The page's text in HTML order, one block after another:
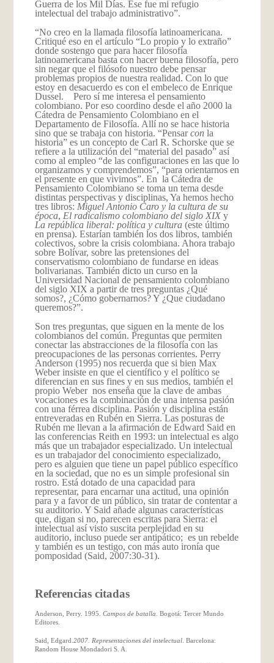
Guerra de los Mil Días. Ese fue mi refugio
intelectual del trabajo administrativo”.
“No creo en la llamada filosofía latinoamericana.
Critiqué eso en el artículo “Lo propio y lo extraño”
donde sostengo que para hacer filosofía
latinoamericana basta con hacer buena filosofía, pero
sin negar que el filósofo nuestro debe pensar
problemas propios de nuestra realidad. Con lo que
estoy en desacuerdo es con el embeleco de Enrique
Dussel. Pero sí me interesa el pensamiento
colombiano. Por eso coordino desde el año 2000 la
Cátedra de Pensamiento Colombiano en el
Departamento de Filosofía. Allí no se hace historia
sino que se trabaja con historia. “Pensarconla
historia” es un concepto de Carl R. Schorske que se
refiere a la utilización del “material del pasado” así
como al empleo “de las configuraciones en las que lo
organizamos y comprendemos”, “para orientarnos en
el presente en que vivimos”. En la Cátedra de
Pensamiento Colombiano se toma un tema desde
distintas perspectivas y disciplinas, Ya hemos hecho
tres libros: Miguel Antonio Caro y la cultura de su
época, El radicalismo colombiano del siglo XIXy
La república liberal: política y cultura (este último
en prensa). Estarían también los dos libros, también
colectivos, sobre la crisis colombiana. Ahora trabajo
sobre Bolívar, sobre las pretensiones del
conservatismo colombiano de fundarse en ideas
bolivarianas. También dicto un curso en la
Universidad Nacional de pensamiento colombiano
del siglo XIX a partir de tres preguntas ¿Qué
somos?, ¿Cómo gobernarnos? Y ¿Que ciudadano
queremos?”.
Son tres preguntas, que siguen en la mente de los
colombianos del común. Preguntas que permiten
conectar las abstracciones de la filosofía con las
preocupaciones de las personas corrientes. Perry
Anderson (1995) nos recuerda que si bien Max
Weber insiste en que el científico y el político se
diferencian en sus fines y en sus medios, también el
propio Weber nos enseña que la clave de ambas
vocaciones es la combinación de una intensa pasión
con una férrea disciplina. Pasión y disciplina están
entreveradas en Rubén en Sierra. Las posturas de
Rubén me llevan a la afirmación de Edward Said en
las conferencias Reith en 1993: un intelectual es algo
más que un trabajador especializado. Un intelectual
es un trabajador del conocimiento especializado,
pero es alguien que tiene un papel público específico
en la sociedad, que no es un simple profesional sin
rostro. Está dotado de una capacidad para
representar, para encarnar una actitud, una opinión
para y a favor de un público, sin tratar de contentar a
su auditorio. Y Said añade algunas características
que, digan si no, parecen escritas para Sierra: el
intelectual así visto suscita perplejidad en su
auditorio, incluso puede ser antipático; es un rebelde
y también es un testigo, con más auto ironía que
pomposidad (Said, 2007:30-31).
Referencias citadas
Anderson, Perry. 1995. Campos de batalla. Bogotá: Tercer Mundo
Editores.
Said, Edgard. 2007. Representaciones del intelectual. Barcelona:
Random House Mondadori S. A.